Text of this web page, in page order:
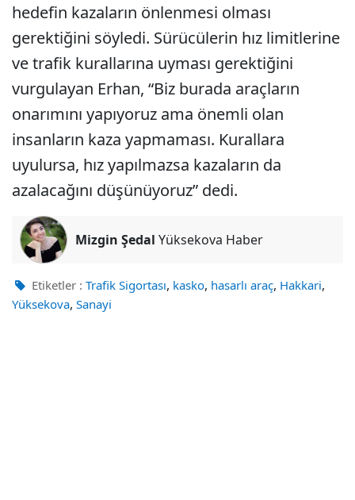
hedefin kazaların önlenmesi olması
gerektiğini söyledi. Sürücülerin hız limitlerine
ve trafik kurallarına uyması gerektiğini
vurgulayan Erhan, “Biz burada araçların
onarımını yapıyoruz ama önemli olan
insanların kaza yapmaması. Kurallara
uyulursa, hız yapılmazsa kazaların da
azalacağını düşünüyoruz” dedi.
Mizgin Şedal Yüksekova Haber
Etiketler : Trafik Sigortası, kasko, hasarlı araç, Hakkari,
Yüksekova, Sanayi